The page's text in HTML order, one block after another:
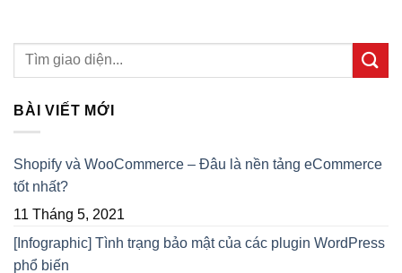
BÀI VIẾT MỚI
Shopify và WooCommerce – Đâu là nền tảng eCommerce
tốt nhất?
11 Tháng 5, 2021
[Infographic] Tình trạng bảo mật của các plugin WordPress
phổ biến